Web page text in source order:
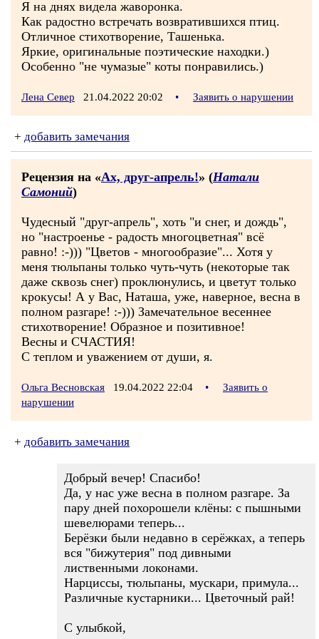
Я на днях видела жаворонка.
Как радостно встречать возвратившихся птиц.
Отличное стихотворение, Ташенька.
Яркие, оригинальные поэтические находки.)
Особенно "не чумазые" коты понравились.)
Лена Север 21.04.2022 20:02 • Заявить о нарушении
+ добавить замечания
Рецензия на «Ах, друг-апрель!» (Натали
Самоний)
Чудесный "друг-апрель", хоть "и снег, и дождь",
но "настроенье - радость многоцветная" всё
равно! :-))) "Цветов - многообразие"... Хотя у
меня тюльпаны только чуть-чуть (некоторые так
даже сквозь снег) проклюнулись, и цветут только
крокусы! А у Вас, Наташа, уже, наверное, весна в
полном разгаре! :-))) Замечательное весеннее
стихотворение! Образное и позитивное!
Весны и СЧАСТИЯ!
С теплом и уважением от души, я.
Ольга Весновская 19.04.2022 22:04 •
Заявить о
нарушении
+ добавить замечания
Добрый вечер! Спасибо!
Да, у нас уже весна в полном разгаре. За
пару дней похорошели клёны: с пышными
шевелюрами теперь...
Берёзки были недавно в серёжках, а теперь
вся "бижутерия" под дивными
лиственными локонами.
Нарциссы, тюльпаны, мускари, примула...
Различные кустарники... Цветочный рай!
С улыбкой,